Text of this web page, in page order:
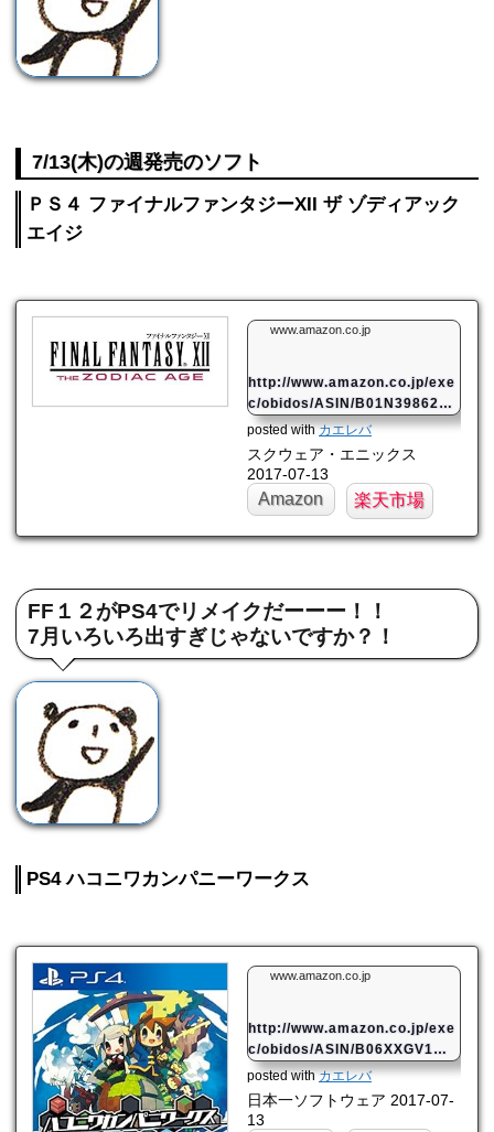
7/13(木)の週発売のソフト
ＰＳ４ ファイナルファンタジーXII ザ ゾディアック
エイジ
www.amazon.co.jp
http://www.amazon.co.jp/exe
c/obidos/ASIN/B01N39862E/
mahome94-22/
posted withカエレバ
スクウェア・エニックス
2017-07-13
Amazon 楽天市場
FF１２がPS4でリメイクだーーー！！
7月いろいろ出すぎじゃないですか？！
PS4 ハコニワカンパニーワークス
www.amazon.co.jp
http://www.amazon.co.jp/exe
c/obidos/ASIN/B06XXGV1W
G/mahome94-22/
posted withカエレバ
日本一ソフトウェア 2017-07-
13